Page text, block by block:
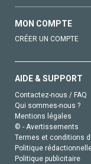
MON COMPTE
CRÉER UN COMPTE
AIDE & SUPPORT
Contactez-nous / FAQ
Qui sommes-nous ?
Mentions légales
© - Avertissements
Termes et conditions
Politique
Politique publicitaire